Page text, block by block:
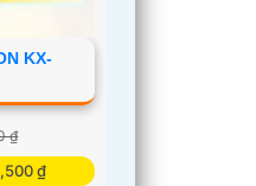
KX-
₫
₫